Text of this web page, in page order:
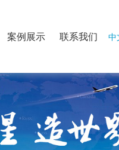
中
案例展示 联系我们